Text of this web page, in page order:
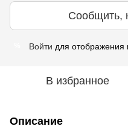
Сообщить,
Войти для отображения
В избранное
Описание